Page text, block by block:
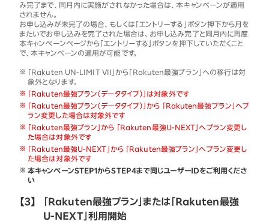
み完了まで、同月内に実施がされなかった場合は、本キャンペーンが適用
されません。
お申し込みが未完了の場合、もしくは「エントリーする」ボタン押下から月を
またいでお申し込みを完了された場合は、お申し込み完了と同月内に再度
本キャンペーンページから「エントリーする」ボタンを押下していただくこと
で、本キャンペーンの適用が可能です。
「Rakuten UN-LIMIT VII」から「Rakuten最強プラン」への移行は対
象外となります。
「Rakuten最強プラン（データタイプ）」は対象外です
「Rakuten最強プラン（データタイプ）」から 「Rakuten最強プラン」へプ
ラン変更した場合は対象外です
「Rakuten最強プラン」から 「Rakuten最強U-NEXT」へプラン変更し
た場合は対象外です
「Rakuten最強U-NEXT」から 「Rakuten最強プラン」へプラン変更し
た場合は対象外です
本キャンペーンSTEP1からSTEP4まで同じユーザーIDをご利用くださ
い
【3】
「Rakuten最強プラン」または「Rakuten最強
U-NEXT」利用開始